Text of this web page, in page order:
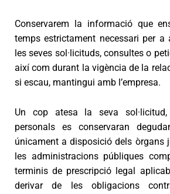
Conservarem la informació que
temps estrictament necessari per a
les seves sol·licituds, consultes o
així com durant la vigència de la
si escau, mantingui amb l’empresa.
Un cop atesa la seva
personals es conservaran
únicament a disposició dels òrgans
les administracions públiques
terminis de prescripció legal
derivar de les obligacions